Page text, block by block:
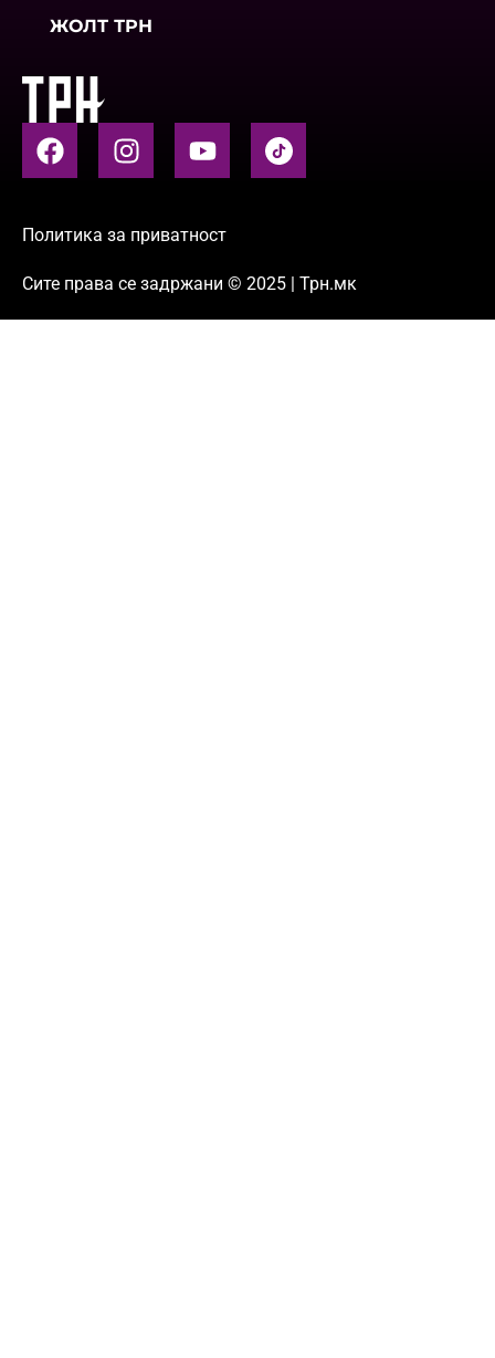
ЖОЛТ ТРН
Политика за приватност
Сите права се задржани © 2025 | Трн.мк